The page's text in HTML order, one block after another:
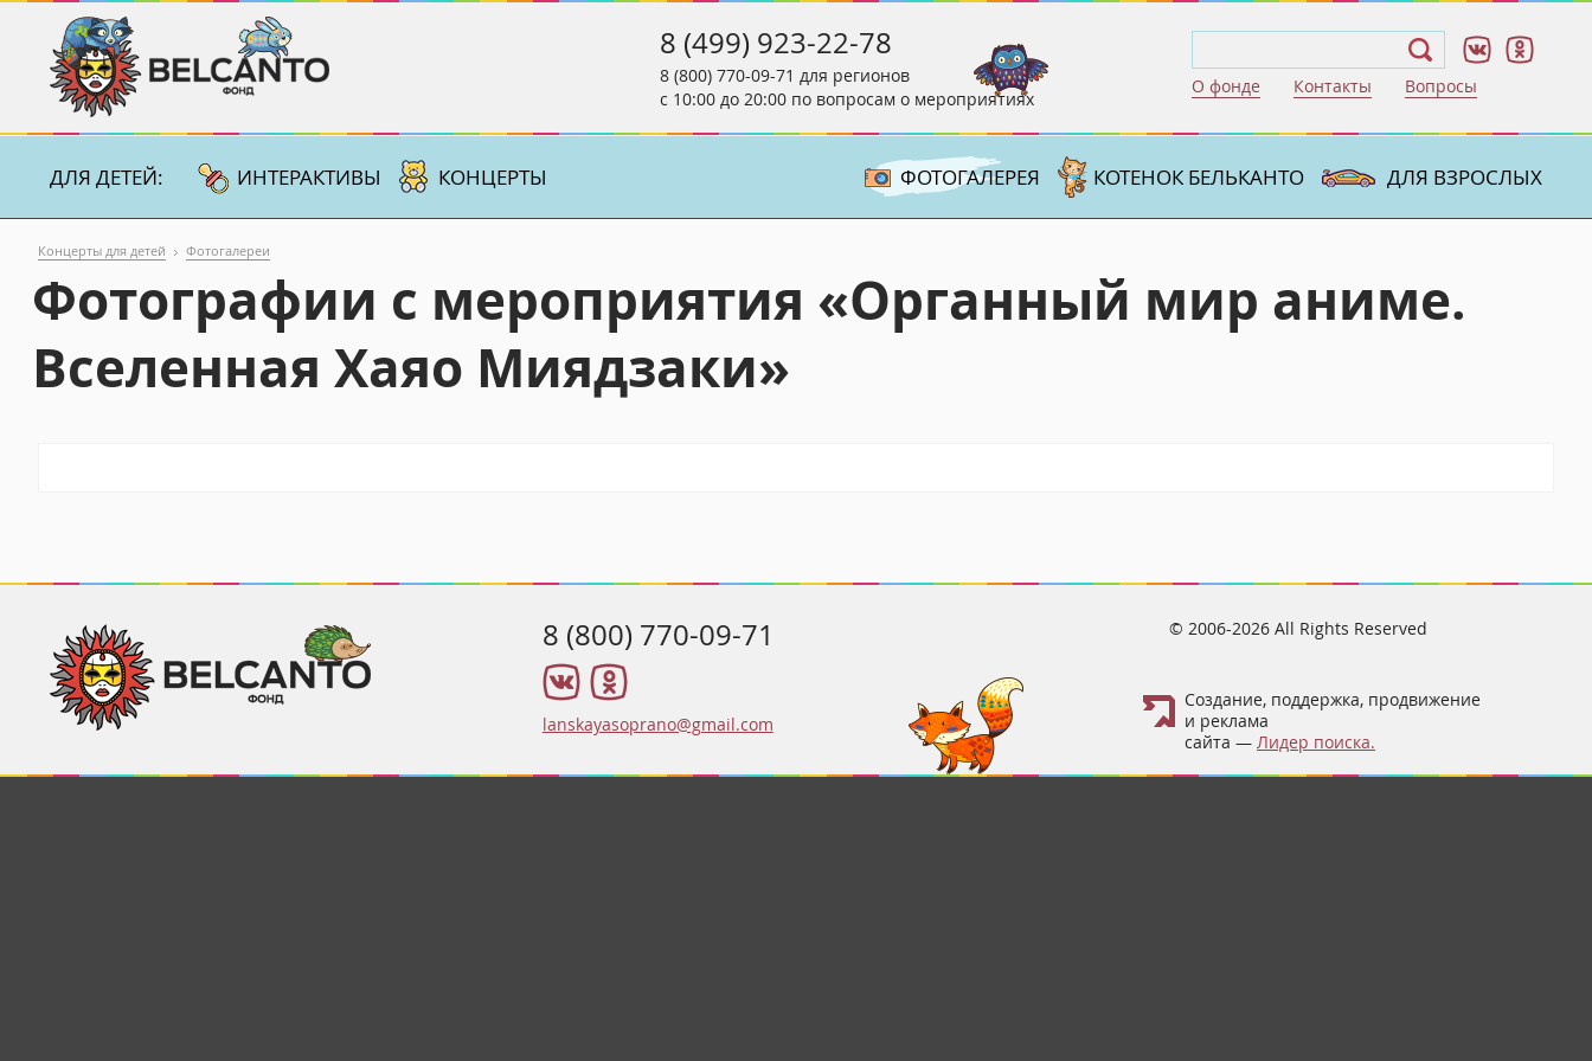
8 (499) 923-22-78
8 (800) 770-09-71 для регионов
с 10:00 до 20:00 по вопросам о мероприятиях
О фонде Контакты Вопросы
ДЛЯ ДЕТЕЙ: ИНТЕРАКТИВЫ КОНЦЕРТЫ ФОТОГАЛЕРЕЯ КОТЕНОК БЕЛЬКАНТО ДЛЯ ВЗРОСЛЫХ
Концерты для детей Фотогалереи
Фотографии с мероприятия «Органный мир аниме.
Вселенная Хаяо Миядзаки»
8 (800) 770-09-71
lanskayasoprano@gmail.com
© 2006-2026 All Rights Reserved
Создание, поддержка, продвижение
и реклама
сайта — Лидер поиска.